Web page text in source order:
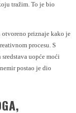
tražim. To je bio
priznaje kako je
procesu. S
uopće moći
postao je dio